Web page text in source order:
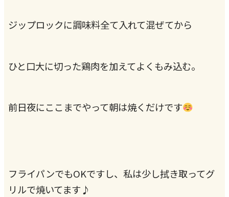
ジップロックに調味料全て入れて混ぜてから
ひと口大に切った鶏肉を加えてよくもみ込む。
前日夜にここまでやって朝は焼くだけです
フライパンでもOKですし、私は少し拭き取ってグ
リルで焼いてます♪